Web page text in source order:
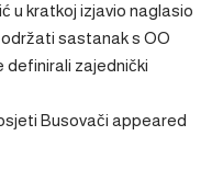
u kratkoj izjavio naglasio
sastanak s OO
definirali zajednički
Busovači appeared